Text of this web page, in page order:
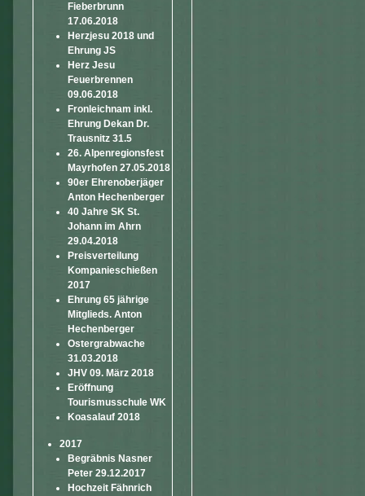
Fieberbrunn
17.06.2018
Herzjesu 2018 und
Ehrung JS
Herz Jesu
Feuerbrennen
09.06.2018
Fronleichnam inkl.
Ehrung Dekan Dr.
Trausnitz 31.5
26. Alpenregionsfest
Mayrhofen 27.05.2018
90er Ehrenoberjäger
Anton Hechenberger
40 Jahre SK St.
Johann im Ahrn
29.04.2018
Preisverteilung
Kompanieschießen
2017
Ehrung 65 jährige
Mitglieds. Anton
Hechenberger
Ostergrabwache
31.03.2018
JHV 09. März 2018
Eröffnung
Tourismusschule WK
Koasalauf 2018
2017
Begräbnis Nasner
Peter 29.12.2017
Hochzeit Fähnrich